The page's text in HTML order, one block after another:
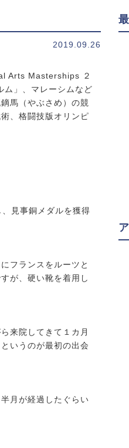
2019.09.26
Arts Masterships ２
ム」、マレーシムなど
馬（やぶさめ）の競
、格闘技版オリンピ
見事銅メダルを獲得
フランスをルーツと
が、硬い靴を着用し
来院してきて１カ月
いうのが最初の出会
月が経過したぐらい